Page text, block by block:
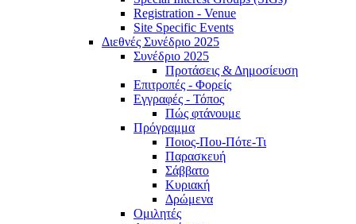
Registration - Venue
Site Specific Events
Διεθνές Συνέδριο 2025
Συνέδριο 2025
Προτάσεις & Δημοσίευση
Επιτροπές - Φορείς
Εγγραφές - Τόπος
Πώς φτάνουμε
Πρόγραμμα
Ποιος-Που-Πότε-Τι
Παρασκευή
Σάββατο
Κυριακή
Δρώμενα
Ομιλητές